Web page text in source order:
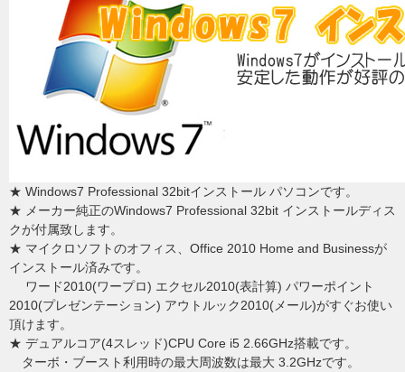
★ Windows7 Professional 32bitインストール パソコンです。
★ メーカー純正のWindows7 Professional 32bit インストールディス
クが付属致します。
★ マイクロソフトのオフィス、Office 2010 Home and Businessが
インストール済みです。
ワード2010(ワープロ) エクセル2010(表計算) パワーポイント
2010(プレゼンテーション) アウトルック2010(メール)がすぐお使い
頂けます。
★ デュアルコア(4スレッド)CPU Core i5 2.66GHz搭載です。
ターボ・ブースト利用時の最大周波数は最大 3.2GHzです。